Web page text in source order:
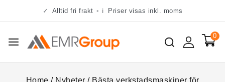
✓ Alltid fri frakt • ℹ Priser visas inkl. moms
0
Home / Nyheter / Bästa verkstadsmaskiner för